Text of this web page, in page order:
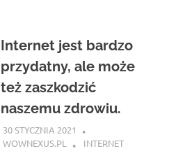
Internet jest bardzo
przydatny, ale może
też zaszkodzić
naszemu zdrowiu.
30 STYCZNIA 2021
WOWNEXUS.PL
INTERNET